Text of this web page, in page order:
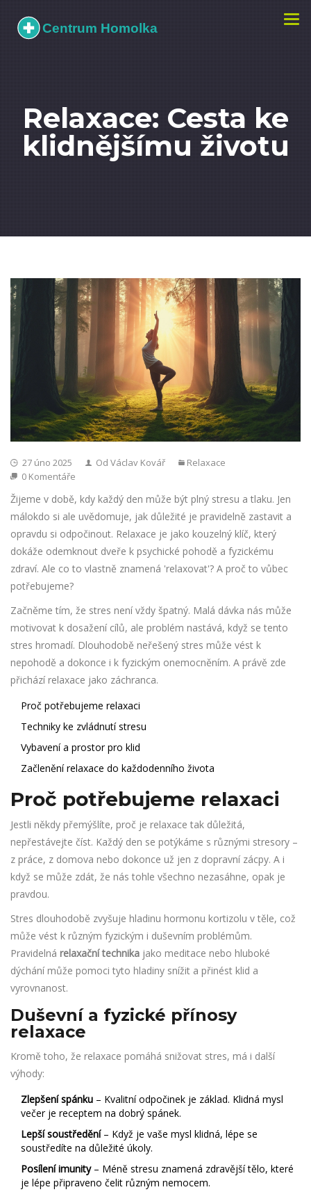
Relaxace: Cesta ke
klidnějšímu životu
27 úno 2025 Od Václav Kovář
Relaxace
0 Komentáře
Žijeme v době, kdy každý den může být plný stresu a tlaku. Jen
málokdo si ale uvědomuje, jak důležité je pravidelně zastavit a
opravdu si odpočinout. Relaxace je jako kouzelný klíč, který
dokáže odemknout dveře k psychické pohodě a fyzickému
zdraví. Ale co to vlastně znamená 'relaxovat'? A proč to vůbec
potřebujeme?
Začněme tím, že stres není vždy špatný. Malá dávka nás může
motivovat k dosažení cílů, ale problém nastává, když se tento
stres hromadí. Dlouhodobě neřešený stres může vést k
nepohodě a dokonce i k fyzickým onemocněním. A právě zde
přichází relaxace jako záchranca.
Proč potřebujeme relaxaci
Techniky ke zvládnutí stresu
Vybavení a prostor pro klid
Začlenění relaxace do každodenního života
Proč potřebujeme relaxaci
Jestli někdy přemýšlíte, proč je relaxace tak důležitá,
nepřestávejte číst. Každý den se potýkáme s různými stresory –
z práce, z domova nebo dokonce už jen z dopravní zácpy. A i
když se může zdát, že nás tohle všechno nezasáhne, opak je
pravdou.
Stres dlouhodobě zvyšuje hladinu hormonu kortizolu v těle, což
může vést k různým fyzickým i duševním problémům.
Pravidelná relaxační technika jako meditace nebo hluboké
dýchání může pomoci tyto hladiny snížit a přinést klid a
vyrovnanost.
Duševní a fyzické přínosy
relaxace
Kromě toho, že relaxace pomáhá snižovat stres, má i další
výhody:
Zlepšení spánku – Kvalitní odpočinek je základ. Klidná mysl
večer je receptem na dobrý spánek.
Lepší soustředění– Když je vaše mysl klidná, lépe se
soustředíte na důležité úkoly.
Posílení imunity– Méně stresu znamená zdravější tělo, které
je lépe připraveno čelit různým nemocem.